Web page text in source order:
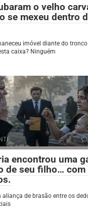
o velho
se mexeu dentro
imóvel diante do
caixa? Ninguém
encontrou uma
de seu filho… com
aliança de brasão entre os